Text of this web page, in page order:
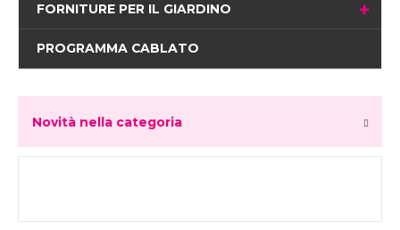
FORNITURE PER IL GIARDINO
PROGRAMMA CABLATO
Novità nella categoria